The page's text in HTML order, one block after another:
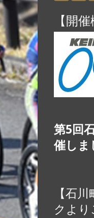
【開
第5回
催しま
【石
クより